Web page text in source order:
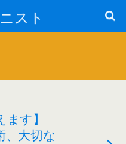
スト
す】
、大切な